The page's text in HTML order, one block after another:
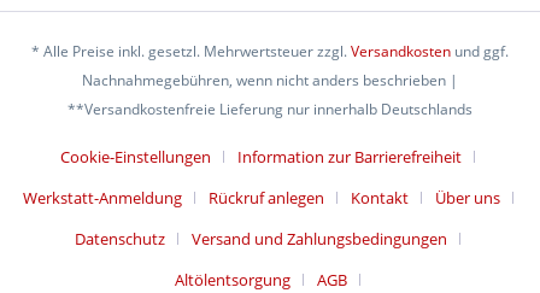
* Alle Preise inkl. gesetzl. Mehrwertsteuer zzgl.Versandkosten und ggf.
Nachnahmegebühren, wenn nicht anders beschrieben |
**Versandkostenfreie Lieferung nur innerhalb Deutschlands
Cookie-Einstellungen
Information zur Barrierefreiheit
Werkstatt-Anmeldung
Rückruf anlegen Kontakt
Über uns
Datenschutz
Versand und Zahlungsbedingungen
Altölentsorgung
AGB